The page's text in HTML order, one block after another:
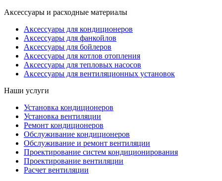
Аксессуары и расходные материалы
Аксессуары для кондиционеров
Аксессуары для фанкойлов
Аксессуары для бойлеров
Аксессуары для котлов отопления
Аксессуары для тепловых насосов
Аксессуары для вентиляционных установок
Наши услуги
Установка кондиционеров
Установка вентиляции
Ремонт кондиционеров
Обслуживание кондиционеров
Обслуживание и ремонт вентиляции
Проектирование систем кондиционирования
Проектирование вентиляции
Расчет вентиляции